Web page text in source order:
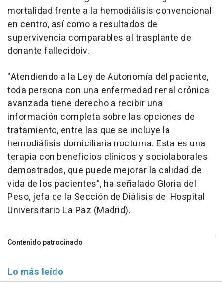
mortalidad frente a la hemodiálisis convencional
en centro, así como a resultados de
supervivencia comparables al trasplante de
donante fallecidoiv.
"Atendiendo a la Ley de Autonomía del paciente,
toda persona con una enfermedad renal crónica
avanzada tiene derecho a recibir una
información completa sobre las opciones de
tratamiento, entre las que se incluye la
hemodiálisis domiciliaria nocturna. Esta es una
terapia con beneficios clínicos y sociolaborales
demostrados, que puede mejorar la calidad de
vida de los pacientes", ha señalado Gloria del
Peso, jefa de la Sección de Diálisis del Hospital
Universitario La Paz (Madrid).
Contenido patrocinado
Lo más leído